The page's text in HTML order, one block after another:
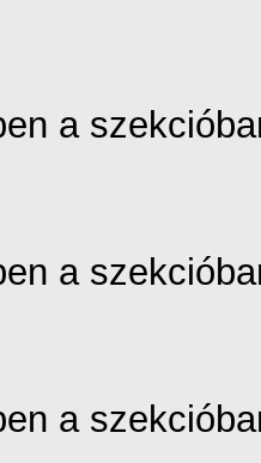
a
a
a